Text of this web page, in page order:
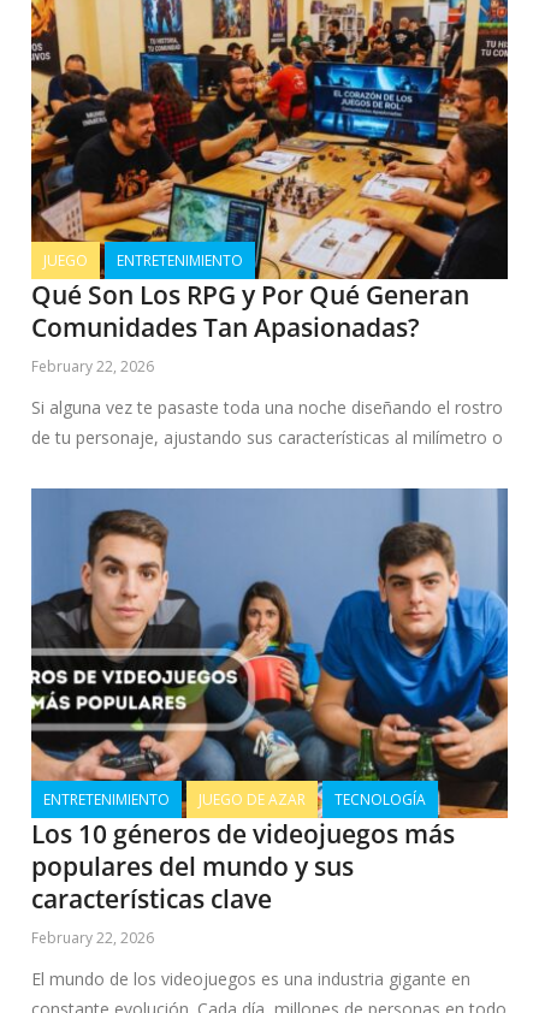
JUEGO ENTRETENIMIENTO
Qué Son Los RPG y Por Qué Generan
Comunidades Tan Apasionadas?
February 22, 2026
Si alguna vez te pasaste toda una noche diseñando el rostro
de tu personaje, ajustando sus características al milímetro o
ENTRETENIMIENTO JUEGO DE AZAR TECNOLOGÍA
Los 10 géneros de videojuegos más
populares del mundo y sus
características clave
February 22, 2026
El mundo de los videojuegos es una industria gigante en